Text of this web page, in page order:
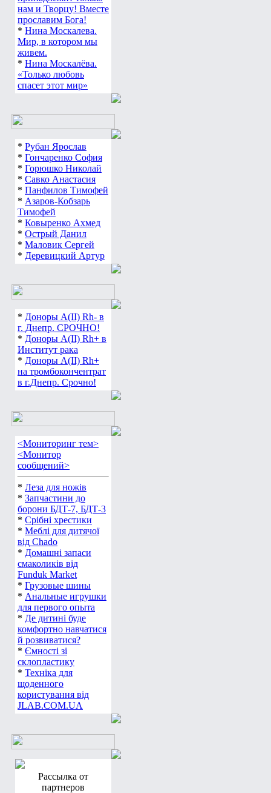
нам и Творцу! Вместе
прославим Бога!
* Нина Москалева.
Мир, в котором мы
живем.
* Нина Москалёва.
«Только любовь
спасет этот мир»
* Рубан Ярослав
* Гончаренко София
* Горюшко Николай
* Савко Анастасия
* Панфилов Тимофей
* Азаров-Кобзарь
Тимофей
* Ковыренко Ахмед
* Острый Данил
* Маловик Сергей
* Деревицкий Артур
* Доноры А(ІІ) Rh- в
г. Днепр. СРОЧНО!
* Доноры А(ІІ) Rh+ в
Институт рака
* Доноры А(ІІ) Rh+
на тромбокончентрат
в г.Днепр. Срочно!
<Мониторинг тем>
<Монитор
сообщений>
* Леза для ножів
* Запчастини до
борони БДТ-7, БДТ-3
* Срібні хрестики
* Меблі для дитячої
від Chado
* Домашні запаси
смаколиків від
Funduk Market
* Грузовые шины
* Анальные игрушки
для первого опыта
* Де дитині буде
комфортно навчатися
й розвиватися?
* Ємності зі
склопластику
* Техніка для
щоденного
користування від
JLAB.COM.UA
Рассылка от
партнеров